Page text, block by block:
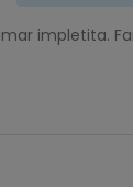
impletita.